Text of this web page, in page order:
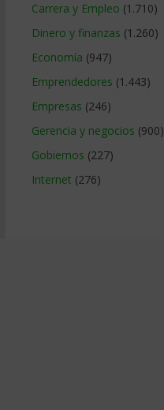
Carrera y Empleo (1.710)
Dinero y finanzas (1.260)
Economía (947)
Emprendedores (1.443)
Empresas (246)
Gerencia y negocios (900)
Gobiernos (227)
Internet (276)